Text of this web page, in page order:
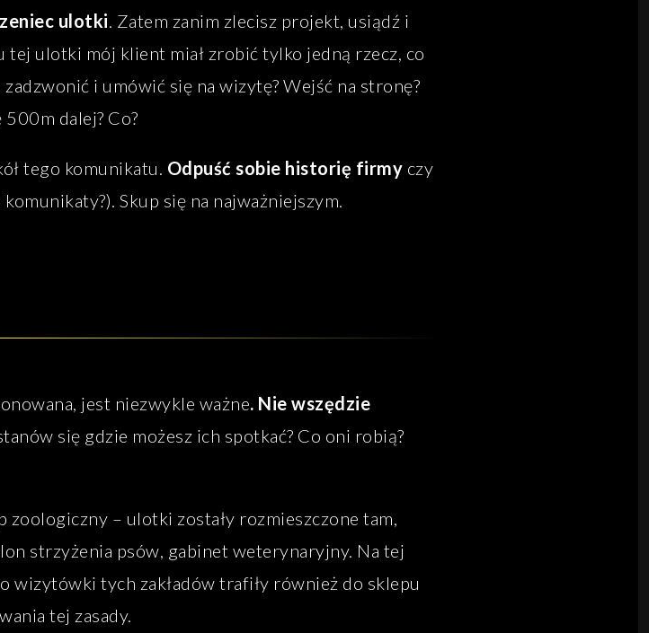
ulotki. Zatem zanim zlecisz projekt, usiądź i
tej ulotki mój klient miał zrobić tylko jedną rzecz, co
i umówić się na wizytę? Wejść na stronę?
dalej? Co?
tego komunikatu. Odpuść sobie historię firmy czy
Skup się na najważniejszym.
jest niezwykle ważne. Nie wszędzie
się gdzie możesz ich spotkać? Co oni robią?
zoologiczny – ulotki zostały rozmieszczone tam,
strzyżenia psów, gabinet weterynaryjny. Na tej
wizytówki tych zakładów trafiły również do sklepu
tej zasady.